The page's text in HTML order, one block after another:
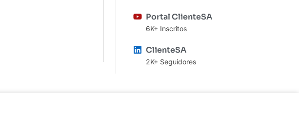
Portal ClienteSA
6K+ Inscritos
ClienteSA
2K+ Seguidores